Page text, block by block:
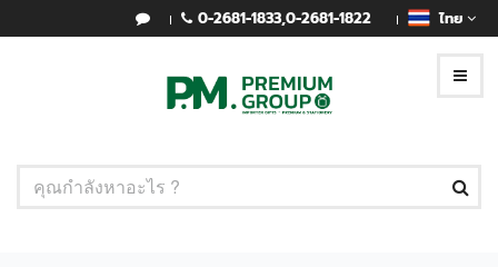
0-2681-1833,0-2681-1822 ไทย